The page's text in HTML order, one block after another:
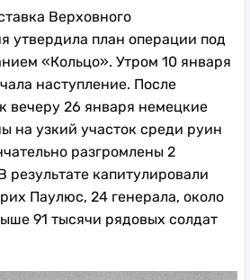
Верховного
утвердила план операции под
«Кольцо». Утром 10 января
наступление. После
вечеру 26 января немецкие
на узкий участок среди руин
разгромлены 2
результате капитулировали
Паулюс, 24 генерала, около
91 тысячи рядовых солдат